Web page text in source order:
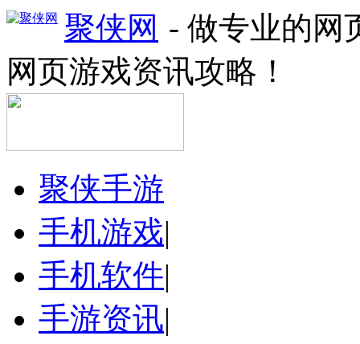
聚侠网 - 做专业的网
网页游戏资讯攻略！
聚侠手游
手机游戏|
手机软件|
手游资讯|